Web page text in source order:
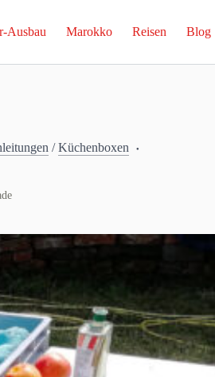
Ausbau Marokko Reisen Blog
/Küchenboxen